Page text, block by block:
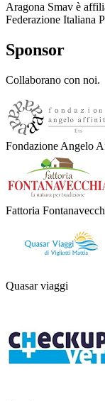
Aragona Smav è
Federazione Italiana
Sponsor
Collaborano con noi.
Fondazione Angelo
Fattoria
Quasar viaggi